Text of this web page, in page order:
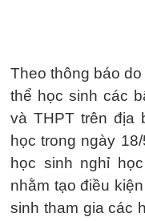
Theo thông báo
thể học sinh các
và THPT trên địa
học trong ngày
học sinh nghỉ
nhằm tạo điều
sinh tham gia các